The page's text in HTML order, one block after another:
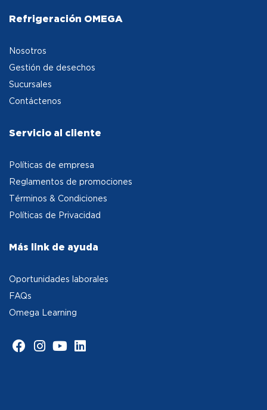
Refrigeración OMEGA
Nosotros
Gestión de desechos
Sucursales
Contáctenos
Servicio al cliente
Políticas de empresa
Reglamentos de promociones
Términos & Condiciones
Políticas de Privacidad
Más link de ayuda
Oportunidades laborales
FAQs
Omega Learning